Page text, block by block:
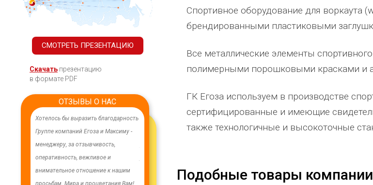
СМОТРЕТЬ ПРЕЗЕНТАЦИЮ
Скачать презентацию
в формате PDF
ОТЗЫВЫ О НАС
Хотелось бы выразить благодарность
Группе компаний Егоза и Максиму -
менеджеру, за отзывчивость,
оперативность, вежливое и
внимательное отношение к нашим
В целях устойчивого водоснабжения,
в п. Бага-Чонос проведены
Рожновского, емкостью 100 м3;
От всей души хочу поблагодарить
компанию "Егоза" за их продукцию,
лет приобретаем детское спортивное
Добрый
наших
Спортивное оборудование для воркаута
брендированными пластиковыми
Все металлические элементы
полимерными порошковыми красками и
ГК Егоза используем в производстве
сертифицированные и имеющие
также технологичные и высокоточные
Подобные товары компании